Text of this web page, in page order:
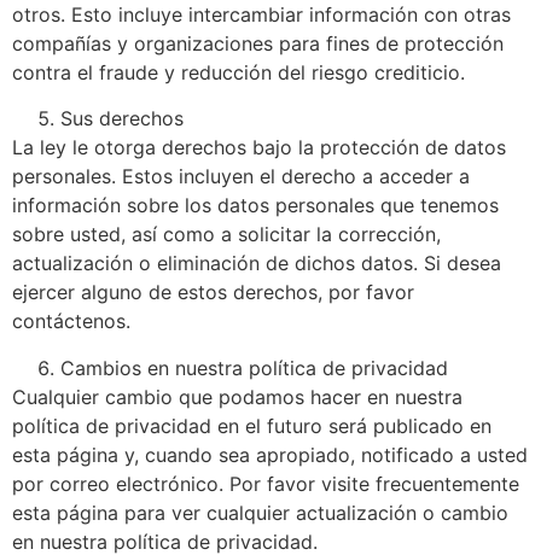
otros. Esto incluye intercambiar información con otras
compañías y organizaciones para fines de protección
contra el fraude y reducción del riesgo crediticio.
Sus derechos
La ley le otorga derechos bajo la protección de datos
personales. Estos incluyen el derecho a acceder a
información sobre los datos personales que tenemos
sobre usted, así como a solicitar la corrección,
actualización o eliminación de dichos datos. Si desea
ejercer alguno de estos derechos, por favor
contáctenos.
Cambios en nuestra política de privacidad
Cualquier cambio que podamos hacer en nuestra
política de privacidad en el futuro será publicado en
esta página y, cuando sea apropiado, notificado a usted
por correo electrónico. Por favor visite frecuentemente
esta página para ver cualquier actualización o cambio
en nuestra política de privacidad.